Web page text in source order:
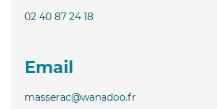
02 40 87 24 18
Email
masserac@wanadoo.fr